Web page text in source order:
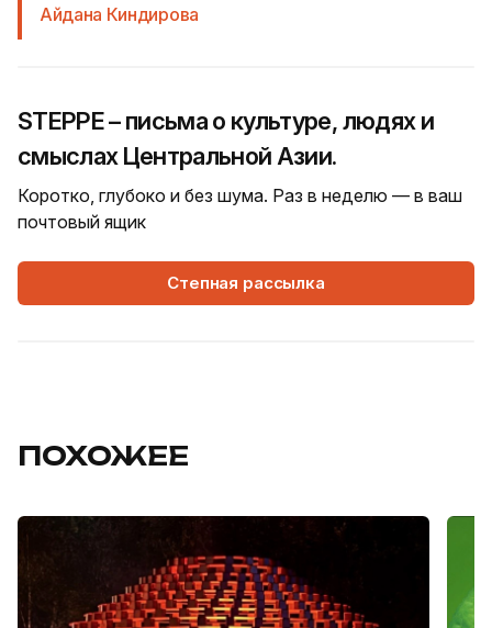
Айдана Киндирова
STEPPE – письма о культуре, людях и
смыслах Центральной Азии.
Коротко, глубоко и без шума. Раз в неделю — в ваш
почтовый ящик
Степная рассылка
ПОХОЖЕЕ